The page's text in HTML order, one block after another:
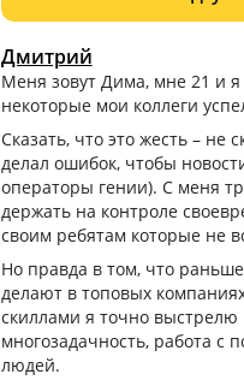
Дмитрий
Меня зовут Дима, мне 21 и я
некоторые мои коллеги
Сказать, что это жесть – не
делал ошибок, чтобы
операторы гении). С меня
держать на контроле
своим ребятам которые не
Но правда в том, что
делают в топовых
скиллами я точно выстрелю
многозадачность, работа с
людей.